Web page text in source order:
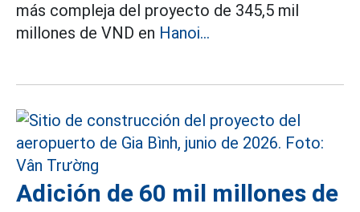
más compleja del proyecto de 345,5 mil
millones de VND en Hanoi...
Adición de 60 mil millones de